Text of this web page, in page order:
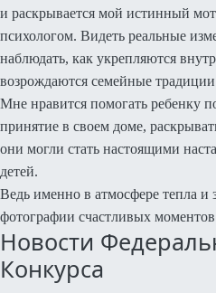
и раскрывается мой истинный
психологом. Видеть реальные
наблюдать, как укрепляются
возрождаются семейные
Мне нравится помогать ребенку
принятие в своем доме,
они могли стать настоящими
детей.
Ведь именно в атмосфере тепла и
фотографии счастливых
Новости
Конкурса